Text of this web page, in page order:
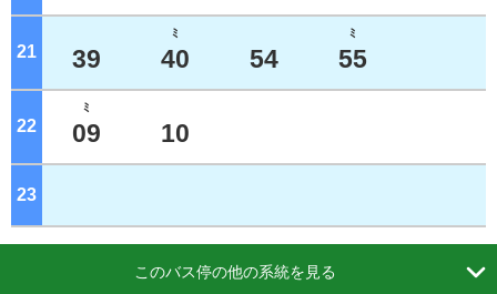
21 39
ﾐ
40 54
ﾐ
55
22
ﾐ
09 10
23
このバス停の他の系統を見る 